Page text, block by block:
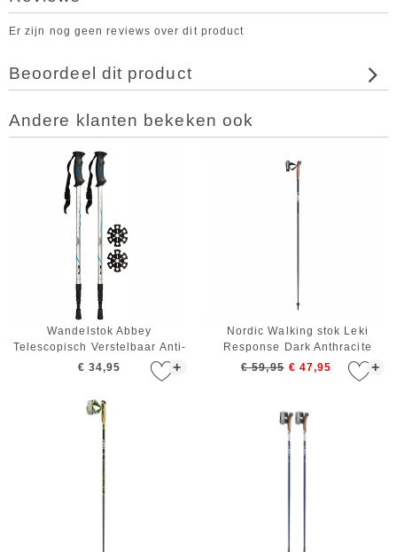
Er zijn nog geen reviews over dit product
Beoordeel dit product
Andere klanten bekeken ook
+
Wandelstok Abbey
Telescopisch Verstelbaar Anti-
shock Zilver Blauw Zwart
€ 34,95 +
Nordic Walking stok Leki
Response Dark Anthracite
Black White 120 cm
€ 59,95 € 47,95